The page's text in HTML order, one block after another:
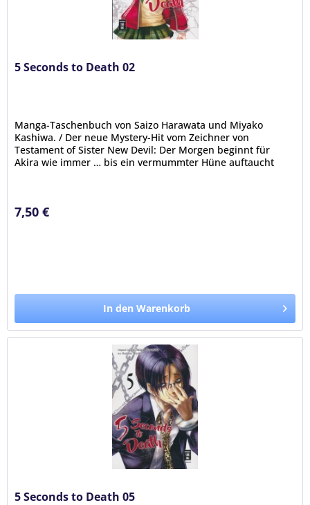
5 Seconds to Death 02
Manga-Taschenbuch von Saizo Harawata und Miyako
Kashiwa. / Der neue Mystery-Hit vom Zeichner von
Testament of Sister New Devil: Der Morgen beginnt für
Akira wie immer … bis ein vermummter Hüne auftaucht
7,50 €
In den Warenkorb
5 Seconds to Death 05